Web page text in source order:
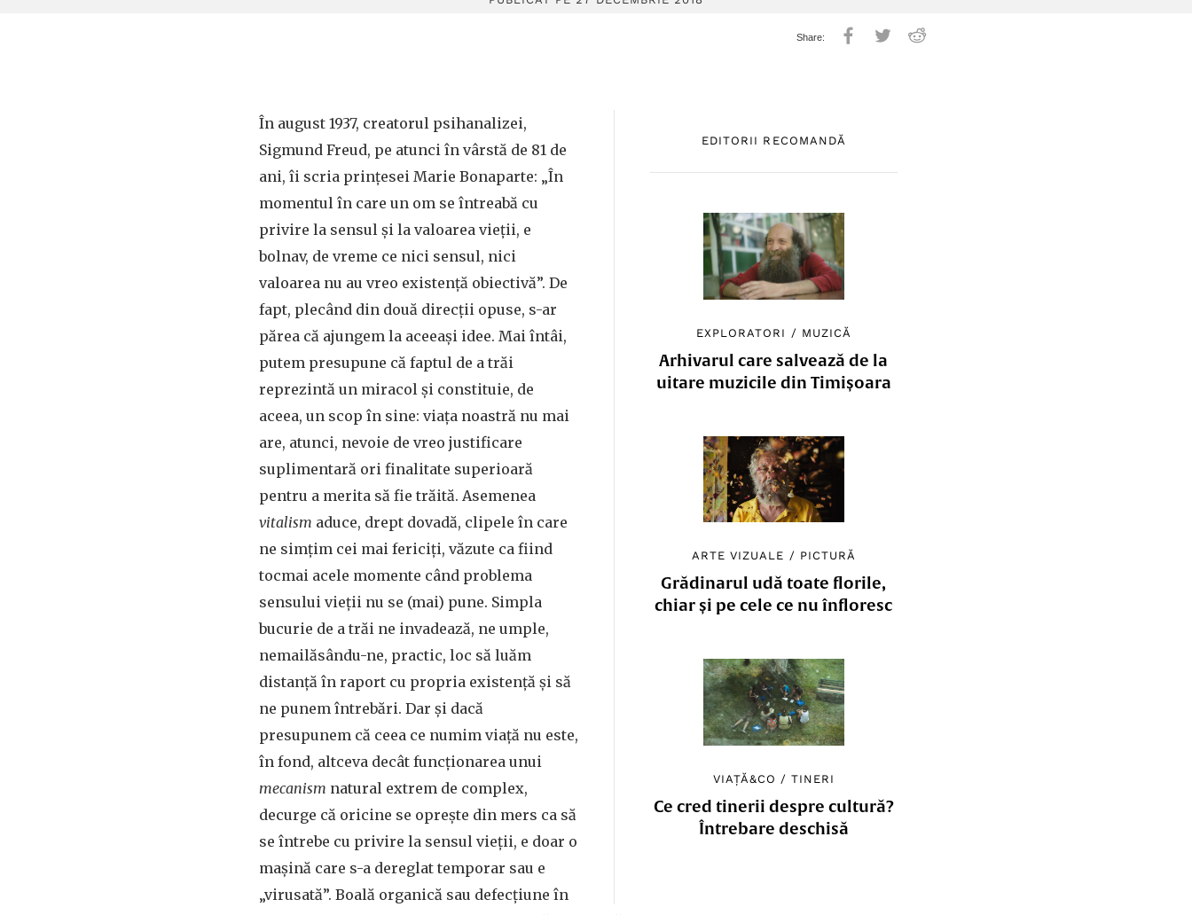
EDITORII RECOMANDĂ
EXPLORATORI / MUZICĂ
Arhivarul care salvează de la
uitare muzicile din Timișoara
ARTE VIZUALE / PICTURĂ
Grădinarul udă toate florile,
chiar și pe cele ce nu înfloresc
VIAȚĂ&CO /TINERI
Ce cred tinerii despre cultură?
Întrebare deschisă
În august 1937, creatorul psihanalizei,
Sigmund Freud, pe atunci în vârstă de 81 de
ani, îi scria prinţesei Marie Bonaparte: „În
momentul în care un om se întreabă cu
privire la sensul şi la valoarea vieţii, e
bolnav, de vreme ce nici sensul, nici
valoarea nu au vreo existenţă obiectivă”. De
fapt, plecând din două direcţii opuse, s-ar
părea că ajungem la aceeaşi idee. Mai întâi,
putem presupune că faptul de a trăi
reprezintă un miracol şi constituie, de
aceea, un scop în sine: viaţa noastră nu mai
are, atunci, nevoie de vreo justificare
suplimentară ori finalitate superioară
pentru a merita să fie trăită. Asemenea
vitalism aduce, drept dovadă, clipele în care
ne simţim cei mai fericiţi, văzute ca fiind
tocmai acele momente când problema
sensului vieţii nu se (mai) pune. Simpla
bucurie de a trăi ne invadează, ne umple,
nemailăsându-ne, practic, loc să luăm
distanţă în raport cu propria existenţă şi să
ne punem întrebări. Dar şi dacă
presupunem că ceea ce numim viaţă nu este,
în fond, altceva decât funcţionarea unui
mecanism natural extrem de complex,
decurge că oricine se opreşte din mers ca să
se întrebe cu privire la sensul vieţii, e doar o
maşină care s-a dereglat temporar sau e
„virusată”. Boală organică sau defecţiune în